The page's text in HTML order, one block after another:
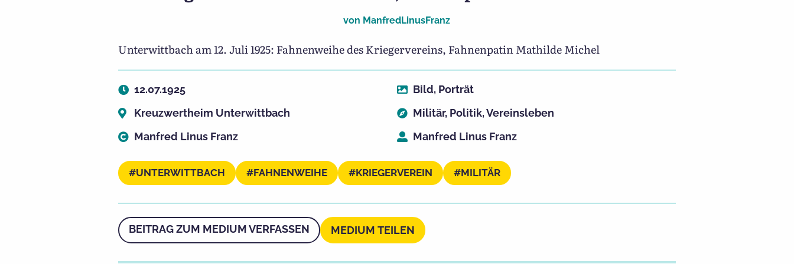
von ManfredLinusFranz
Unterwittbach am 12. Juli 1925: Fahnenweihe des Kriegervereins, Fahnenpatin Mathilde Michel
12.07.1925
Kreuzwertheim Unterwittbach
Bild, Porträt
Militär, Politik,Vereinsleben
Manfred Linus Franz
Manfred Linus Franz
UNTERWITTBACH FAHNENWEIHE KRIEGERVEREIN MILITÄR
BEITRAG ZUM MEDIUM VERFASSEN MEDIUM TEILEN